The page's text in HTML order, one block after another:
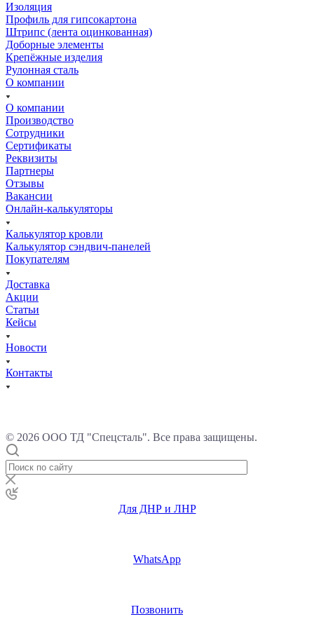
Изоляция
Профиль для гипсокартона
Штрипс (лента оцинкованная)
Доборные элементы
Крепёжные изделия
Рулонная сталь
О компании
О компании
Производство
Сотрудники
Сертификаты
Реквизиты
Партнеры
Отзывы
Вакансии
Онлайн-калькуляторы
Калькулятор кровли
Калькулятор сэндвич-панелей
Покупателям
Доставка
Акции
Статьи
Кейсы
Новости
Контакты
© 2026 ООО ТД "Спецсталь". Все права защищены.
Для ДНР и ЛНР
WhatsApp
Позвонить